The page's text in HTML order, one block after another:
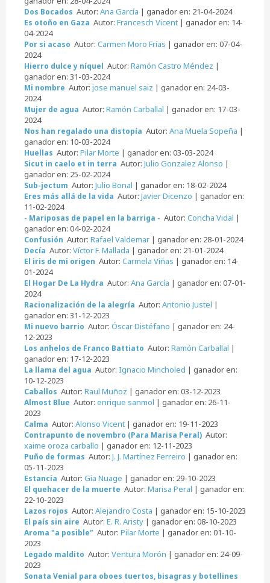
Dos Bocados Autor: Ana García | ganador en: 21-04-2024
Es otoño en Gaza Autor: Francesch Vicent | ganador en: 14-
04-2024
Por si acaso Autor: Carmen Moro Frías | ganador en: 07-04-
2024
Hierro dulce y níquel Autor: Ramón Castro Méndez |
ganador en: 31-03-2024
Mi nombre Autor: jose manuel saiz | ganador en: 24-03-
2024
Mujer de agua Autor: Ramón Carballal | ganador en: 17-03-
2024
Nos han regalado una distopía Autor: Ana Muela Sopeña |
ganador en: 10-03-2024
Huellas Autor: Pilar Morte | ganador en: 03-03-2024
Sicut in caelo et in terra Autor: Julio Gonzalez Alonso |
ganador en: 25-02-2024
Sub-jectum Autor: Julio Bonal | ganador en: 18-02-2024
Eres más allá de la vida Autor: Javier Dicenzo | ganador en:
11-02-2024
- Mariposas de papel en la barriga - Autor: Concha Vidal |
ganador en: 04-02-2024
Confusión Autor: Rafael Valdemar | ganador en: 28-01-2024
Decía Autor: Víctor F. Mallada | ganador en: 21-01-2024
El iris de mi origen Autor: Carmela Viñas | ganador en: 14-
01-2024
El Hogar De La Hydra Autor: Ana García | ganador en: 07-01-
2024
Racionalización de la alegría Autor: Antonio Justel |
ganador en: 31-12-2023
Mi nuevo barrio Autor: Óscar Distéfano | ganador en: 24-
12-2023
Los anhelos de Franco Battiato Autor: Ramón Carballal |
ganador en: 17-12-2023
La llama del agua Autor: Ignacio Mincholed | ganador en:
10-12-2023
Caballos Autor: Raul Muñoz | ganador en: 03-12-2023
Almost Blue Autor: enrique sanmol | ganador en: 26-11-
2023
Calma Autor: Alonso Vicent | ganador en: 19-11-2023
Contrapunto de novembro (Para Marisa Peral) Autor:
xaime oroza carballo | ganador en: 12-11-2023
Puño de formas Autor: J. J. Martínez Ferreiro | ganador en:
05-11-2023
Estancia Autor: Gia Nuage | ganador en: 29-10-2023
El quehacer de la muerte Autor: Marisa Peral | ganador en:
22-10-2023
Lazos rojos Autor: Alejandro Costa | ganador en: 15-10-2023
El país sin aire Autor: E. R. Aristy | ganador en: 08-10-2023
Aroma "a posible" Autor: Pilar Morte | ganador en: 01-10-
2023
Legado maldito Autor: Ventura Morón | ganador en: 24-09-
2023
Sonata Venial para oboes tuertos, bisagras y botellines